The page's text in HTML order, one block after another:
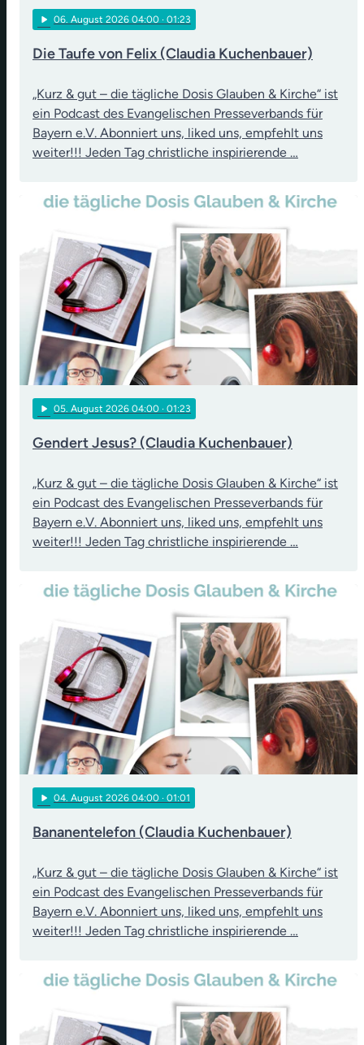
play_arrow 06. August 2026 04:00 · 01:23
Die Taufe von Felix (Claudia Kuchenbauer)
„Kurz & gut – die tägliche Dosis Glauben & Kirche“ ist
ein Podcast des Evangelischen Presseverbands für
Bayern e.V. Abonniert uns, liked uns, empfehlt uns
weiter!!! Jeden Tag christliche inspirierende …
play_arrow 05. August 2026 04:00 · 01:23
Gendert Jesus? (Claudia Kuchenbauer)
„Kurz & gut – die tägliche Dosis Glauben & Kirche“ ist
ein Podcast des Evangelischen Presseverbands für
Bayern e.V. Abonniert uns, liked uns, empfehlt uns
weiter!!! Jeden Tag christliche inspirierende …
play_arrow 04. August 2026 04:00 · 01:01
Bananentelefon (Claudia Kuchenbauer)
„Kurz & gut – die tägliche Dosis Glauben & Kirche“ ist
ein Podcast des Evangelischen Presseverbands für
Bayern e.V. Abonniert uns, liked uns, empfehlt uns
weiter!!! Jeden Tag christliche inspirierende …